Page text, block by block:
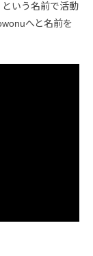
いう名前で活動
へと名前を